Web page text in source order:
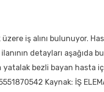
üzere iş alını bulunuyor.
ilanının detayları aşağıda
bezli bayan hasta
Kaynak: İŞ